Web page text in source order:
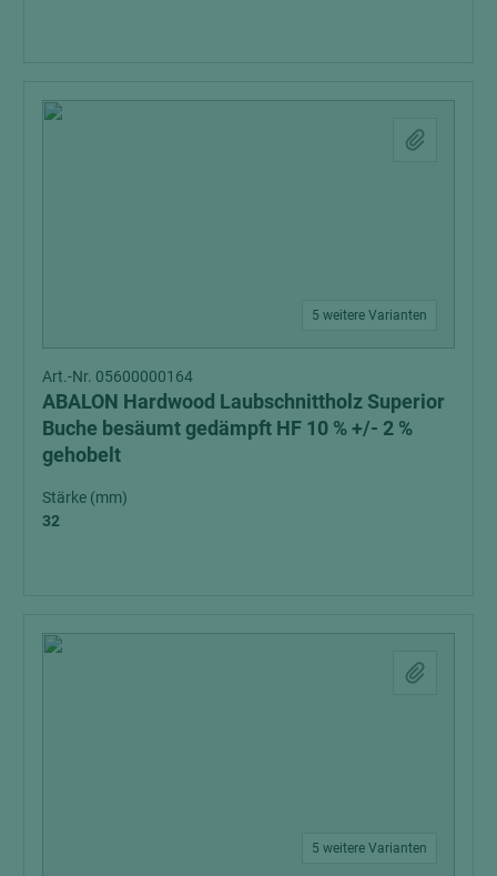
5 weitere Varianten
Art.-Nr. 05600000164
ABALON Hardwood Laubschnittholz Superior
Buche besäumt gedämpft HF 10 % +/- 2 %
gehobelt
Stärke (mm)
32
5 weitere Varianten